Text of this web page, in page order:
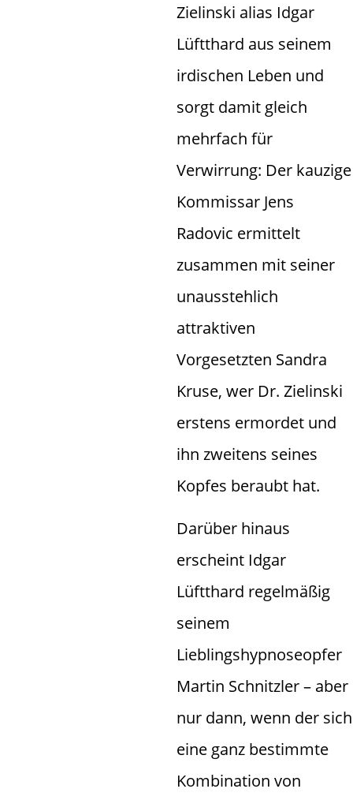
Zielinski alias Idgar
Lüftthard aus seinem
irdischen Leben und
sorgt damit gleich
mehrfach für
Verwirrung: Der kauzige
Kommissar Jens
Radovic ermittelt
zusammen mit seiner
unausstehlich
attraktiven
Vorgesetzten Sandra
Kruse, wer Dr. Zielinski
erstens ermordet und
ihn zweitens seines
Kopfes beraubt hat.
Darüber hinaus
erscheint Idgar
Lüftthard regelmäßig
seinem
Lieblingshypnoseopfer
Martin Schnitzler – aber
nur dann, wenn der sich
eine ganz bestimmte
Kombination von